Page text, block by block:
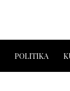
POLITIKA